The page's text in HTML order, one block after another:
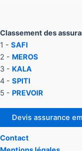
Classement des
1 - SAFI
2 - MEROS
3 - KALA
4 - SPITI
5 - PREVOIR
Devis assurance
Contact